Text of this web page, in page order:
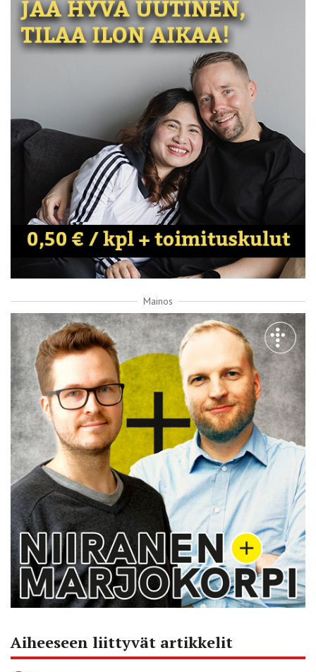
Mainos
Aiheeseen liittyvät artikkelit